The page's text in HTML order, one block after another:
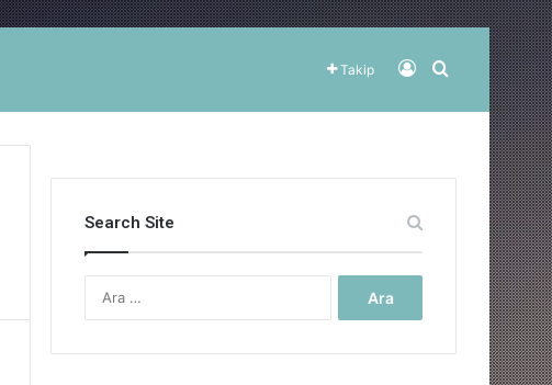
Takip Kayıt OlArama yap
Search Site